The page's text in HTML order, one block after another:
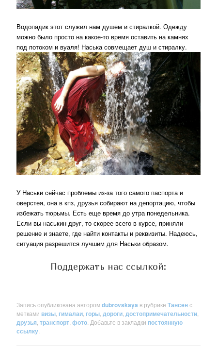
Водопадик этот служил нам душем и стиралкой. Одежду
можно было просто на какое-то время оставить на камнях
под потоком и вуаля! Наська совмещает душ и стиралку.
У Наськи сейчас проблемы из-за того самого паспорта и
оверстея, она в кпз, друзья собирают на депортацию, чтобы
избежать тюрьмы. Есть еще время до утра понедельника.
Если вы наськин друг, то скорее всего в курсе, приняли
решение и знаете, где найти контакты и реквизиты. Надеюсь,
ситуация разрешится лучшим для Наськи образом.
Поддержать нас ссылкой:
Запись опубликована авторомdubrovskaya в рубрикеТансенс
метками визы гималаи горы дороги достопримечательности
друзья ,транспорт ,фото . Добавьте в закладки постоянную
ссылку